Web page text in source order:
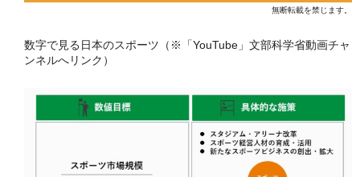
無断転載を禁じます。
数字で見る日本のスポーツ（※「YouTube」文部科学省動画チャ
ンネルへリンク）